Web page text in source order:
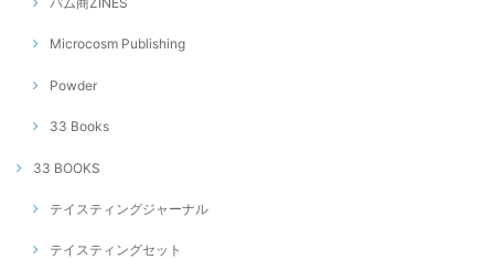
Microcosm Publishing
Powder
33 Books
33 BOOKS
テイスティングジャーナル
テイスティングセット